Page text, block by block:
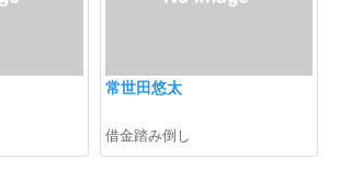
常世田悠太
借金踏み倒し